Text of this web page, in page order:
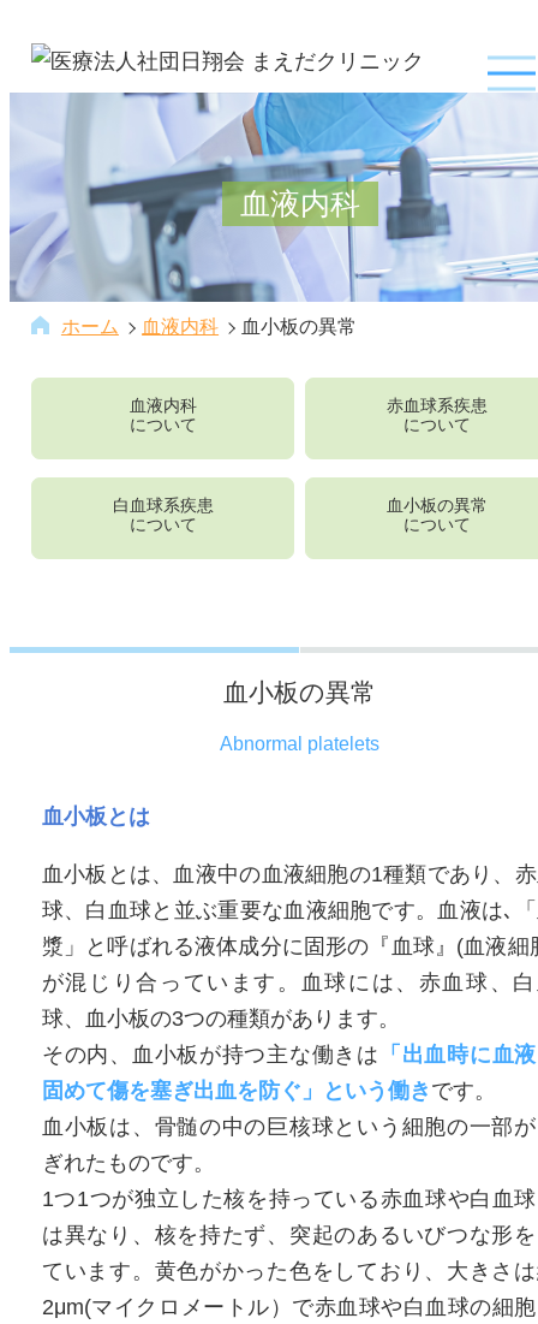
血液内科
ホーム 血液内科 血小板の異常
血液内科
について
赤血球系疾患
について
白血球系疾患
について
血小板の異常
について
血小板の異常
Abnormal platelets
血小板とは
血小板とは、血液中の血液細胞の1種類であり、
球、白血球と並ぶ重要な血液細胞です。血液は､
漿」と呼ばれる液体成分に固形の『血球』(血液細
が混じり合っています。血球には、赤血球、
球、血小板の3つの種類があります。
その内、血小板が持つ主な働きは 「出血時に血
固めて傷を塞ぎ出血を防ぐ」という働き です。
血小板は、骨髄の中の巨核球という細胞の一部
ぎれたものです。
1つ1つが独立した核を持っている赤血球や白血
は異なり、核を持たず、突起のあるいびつな形
ています。黄色がかった色をしており、大きさ
2μm(マイクロメートル）で赤血球や白血球の細